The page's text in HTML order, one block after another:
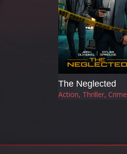
The Neglected
Action, Thriller, Crime